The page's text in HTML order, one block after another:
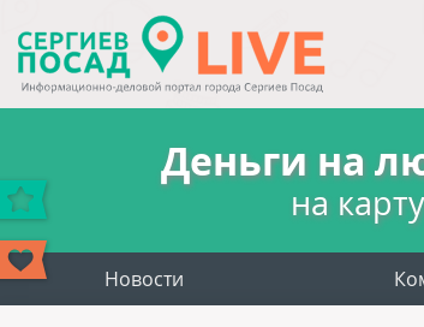
Деньги на
на
Новости